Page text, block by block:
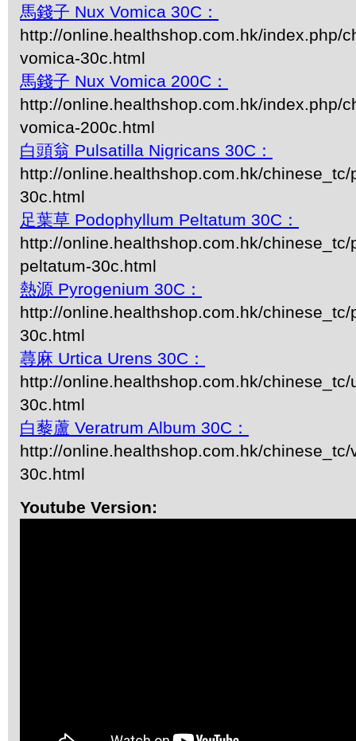
馬錢子 Nux Vomica 30C：
http://online.healthshop.com.hk/index.php/
vomica-30c.html
馬錢子 Nux Vomica 200C：
http://online.healthshop.com.hk/index.php/
vomica-200c.html
白頭翁 Pulsatilla Nigricans 30C：
http://online.healthshop.com.hk/
30c.html
足葉草 Podophyllum Peltatum 30C：
http://online.healthshop.com.hk/chinese_tc/
peltatum-30c.html
熱源 Pyrogenium 30C：
http://online.healthshop.com.hk/chinese_tc/
30c.html
蕁麻 Urtica Urens 30C：
http://online.healthshop.com.hk/chinese_tc/
30c.html
白藜蘆 Veratrum Album 30C：
http://online.healthshop.com.hk/
30c.html
Youtube Version: